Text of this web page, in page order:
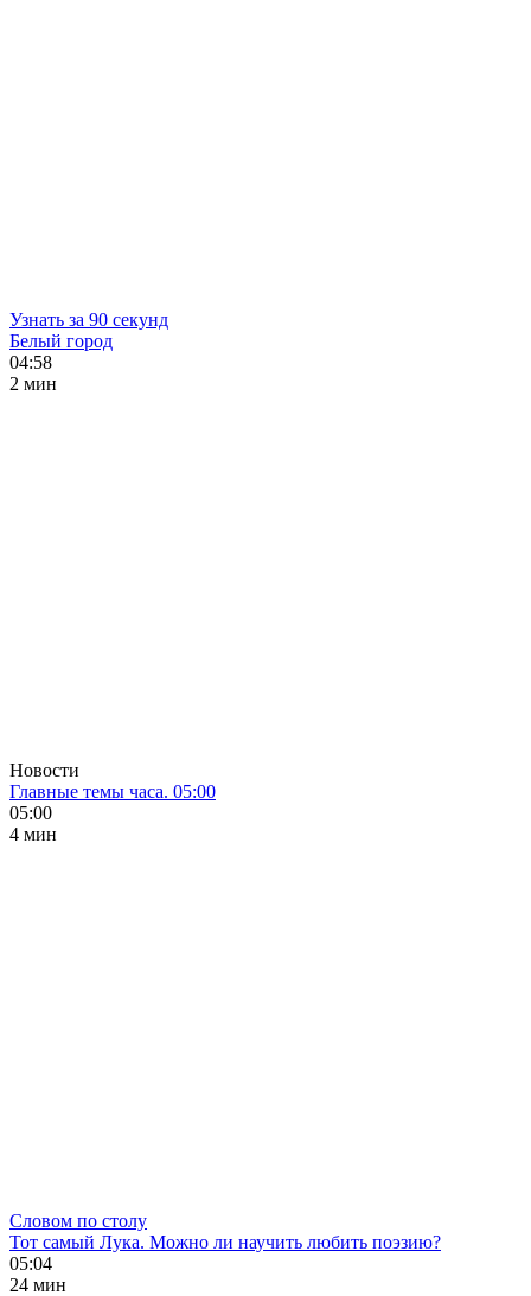
Узнать за 90 секунд
Белый город
04:58
2 мин
Новости
Главные темы часа. 05:00
05:00
4 мин
Словом по столу
Тот самый Лука. Можно ли научить любить поэзию?
05:04
24 мин